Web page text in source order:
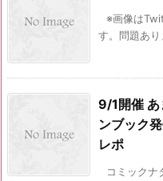
※画像は
す。問題あ
9/1開催 あ
ンブック
レポ
コミックナ